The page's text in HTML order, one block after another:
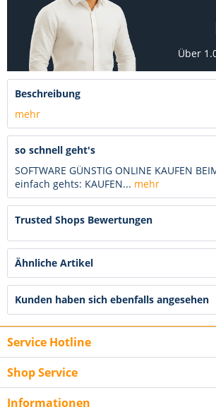
Über
Beschreibung
mehr
so schnell geht's
SOFTWARE GÜNSTIG ONLINE KAUFEN
einfach gehts: KAUFEN... mehr
Trusted Shops Bewertungen
Ähnliche Artikel
Kunden haben sich ebenfalls angesehen
Service Hotline
Shop Service
Informationen